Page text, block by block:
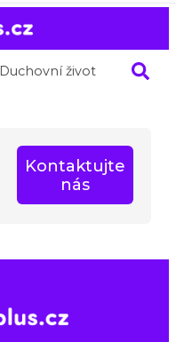
Duchovní život O nás
Kontaktujte
nás